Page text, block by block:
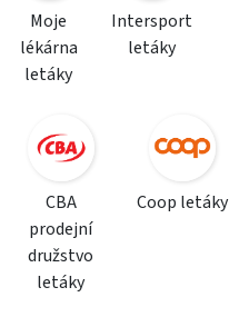
Moje
lékárna
letáky
Intersport
letáky
CBA
prodejní
družstvo
letáky
Coop letáky